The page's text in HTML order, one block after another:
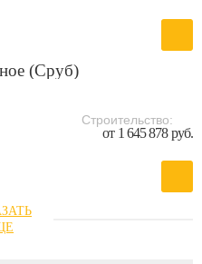
(Сруб)
Строительство:
от 1 645 878 руб.